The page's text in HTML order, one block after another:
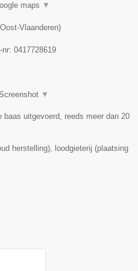
maps ▼
Oost-Vlaanderen)
nr: 0417728619
▼
uitgevoerd, reeds meer dan 20
herstelling), loodgieterij (plaatsing